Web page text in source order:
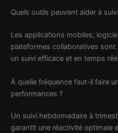
Quels outils peuvent aider à
Les applications mobiles,
plateformes collaboratives
un suivi efficace et en temps
À quelle fréquence faut-il faire
performances ?
Un suivi hebdomadaire à
garantit une réactivité optimale